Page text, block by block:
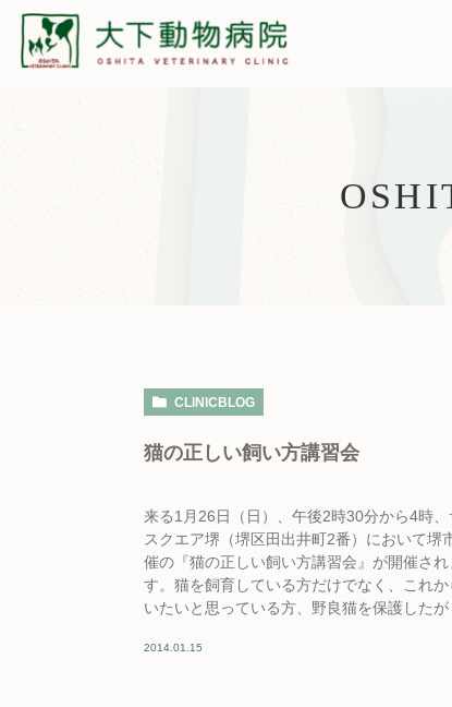
CLINICBLOG
猫の正しい飼い方講習会
来る1月26日（日）、午後2時30分から4時、
スクエア堺（堺区田出井町2番）において堺
催の『猫の正しい飼い方講習会』が開催され
す。猫を飼育している方だけでなく、これか
いたいと思っている方、野良猫を保護した
2014.01.15